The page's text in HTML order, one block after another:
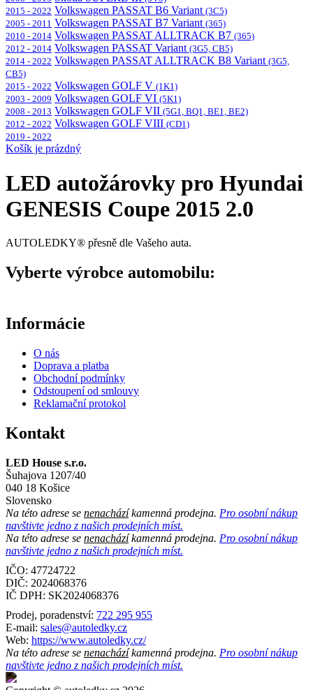
2015 - 2022 Volkswagen PASSAT B6 Variant (3C5)
2005 - 2011 Volkswagen PASSAT B7 Variant (365)
2010 - 2014 Volkswagen PASSAT ALLTRACK B7 (365)
2012 - 2014 Volkswagen PASSAT Variant (3G5, CB5)
2014 - 2022 Volkswagen PASSAT ALLTRACK B8 Variant (3G5,
CB5)
2015 - 2022 Volkswagen GOLF V (1K1)
2003 - 2009 Volkswagen GOLF VI (5K1)
2008 - 2013 Volkswagen GOLF VII (5G1, BQ1, BE1, BE2)
2012 - 2022 Volkswagen GOLF VIII (CD1)
2019 - 2022
Košík je prázdný
LED autožárovky pro Hyundai
GENESIS Coupe 2015 2.0
AUTOLEDKY® přesně dle Vašeho auta.
Vyberte výrobce automobilu:
Informácie
O nás
Doprava a platba
Obchodní podmínky
Odstoupení od smlouvy
Reklamační protokol
Kontakt
LED House s.r.o.
Šuhajova 1207/40
040 18 Košice
Slovensko
Na této adrese se nenacházíkamenná prodejna. Pro osobní nákup
navštivte jedno z našich prodejních míst.
Na této adrese se nenacházíkamenná prodejna. Pro osobní nákup
navštivte jedno z našich prodejních míst.
IČO: 47724722
DIČ: 2024068376
IČ DPH: SK2024068376
Prodej, poradenství: 722 295 955
E-mail: sales@autoledky.cz
Web: https://www.autoledky.cz/
Na této adrese se nenacházíkamenná prodejna. Pro osobní nákup
navštivte jedno z našich prodejních míst.